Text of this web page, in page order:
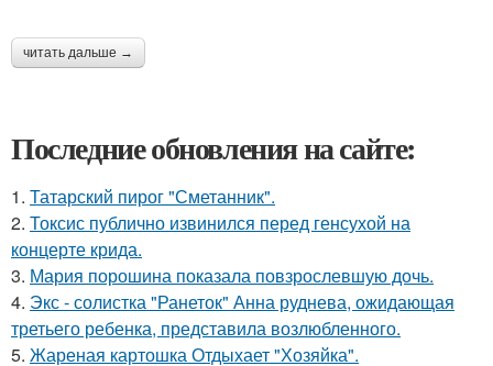
читать дальше →
Последние обновления на сайте:
1. Татарский пирог "Сметанник".
2. Токсис публично извинился перед генсухой на
концерте крида.
3. Мария порошина показала повзрослевшую дочь.
4. Экс - солистка "Ранеток" Анна руднева, ожидающая
третьего ребенка, представила возлюбленного.
5. Жареная картошка Отдыхает "Хозяйка".